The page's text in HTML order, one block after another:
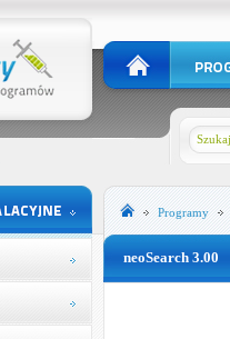
Programy
neoSearch 3.00